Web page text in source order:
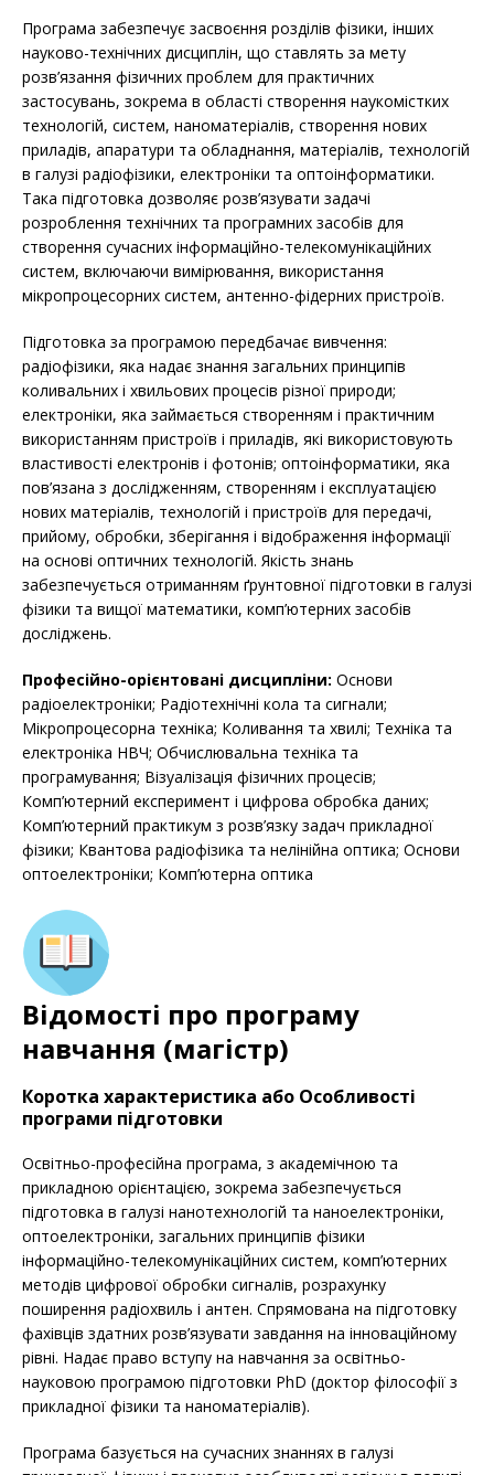
Програма забезпечує засвоєння розділів фізики, інших
науково-технічних дисциплін, що ставлять за мету
розв’язання фізичних проблем для практичних
застосувань, зокрема в області створення наукомістких
технологій, систем, наноматеріалів, створення нових
приладів, апаратури та обладнання, матеріалів, технологій
в галузі радіофізики, електроніки та оптоінформатики.
Така підготовка дозволяє розв’язувати задачі
розроблення технічних та програмних засобів для
створення сучасних інформаційно-телекомунікаційних
систем, включаючи вимірювання, використання
мікропроцесорних систем, антенно-фідерних пристроїв.
Підготовка за програмою передбачає вивчення:
радіофізики, яка надає знання загальних принципів
коливальних і хвильових процесів різної природи;
електроніки, яка займається створенням і практичним
використанням пристроїв і приладів, які використовують
властивості електронів і фотонів; оптоінформатики, яка
пов’язана з дослідженням, створенням і експлуатацією
нових матеріалів, технологій і пристроїв для передачі,
прийому, обробки, зберігання і відображення інформації
на основі оптичних технологій. Якість знань
забезпечується отриманням ґрунтовної підготовки в галузі
фізики та вищої математики, комп’ютерних засобів
досліджень.
Професійно-орієнтовані дисципліни: Основи
радіоелектроніки; Радіотехнічні кола та сигнали;
Мікропроцесорна техніка; Коливання та хвилі; Техніка та
електроніка НВЧ; Обчислювальна техніка та
програмування; Візуалізація фізичних процесів;
Комп’ютерний експеримент і цифрова обробка даних;
Комп’ютерний практикум з розв’язку задач прикладної
фізики; Квантова радіофізика та нелінійна оптика; Основи
оптоелектроніки; Комп’ютерна оптика
Відомості про програму
навчання (магістр)
Коротка характеристика або Особливості
програми підготовки
Освітньо-професійна програма, з академічною та
прикладною орієнтацією, зокрема забезпечується
підготовка в галузі нанотехнологій та наноелектроніки,
оптоелектроніки, загальних принципів фізики
інформаційно-телекомунікаційних систем, комп’ютерних
методів цифрової обробки сигналів, розрахунку
поширення радіохвиль і антен. Спрямована на підготовку
фахівців здатних розв’язувати завдання на інноваційному
рівні. Надає право вступу на навчання за освітньо-
науковою програмою підготовки PhD (доктор філософії з
прикладної фізики та наноматеріалів).
Програма базується на сучасних знаннях в галузі